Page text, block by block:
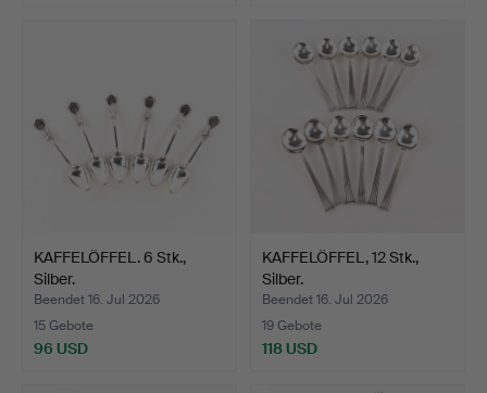
KAFFELÖFFEL. 6 Stk.,
Silber.
Beendet 16. Jul 2026
15 Gebote
96 USD
KAFFELÖFFEL, 12 Stk.,
Silber.
Beendet 16. Jul 2026
19 Gebote
118 USD